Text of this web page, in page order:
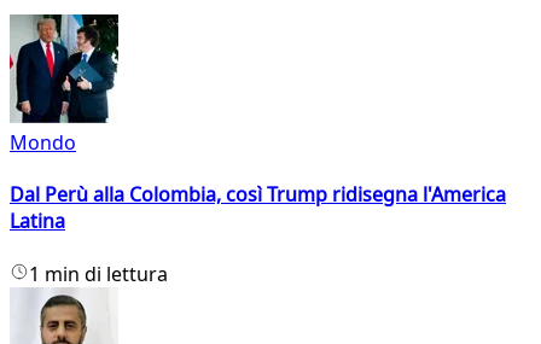
Mondo
Dal Perù alla Colombia, così Trump ridisegna l'America
Latina
1 min di lettura